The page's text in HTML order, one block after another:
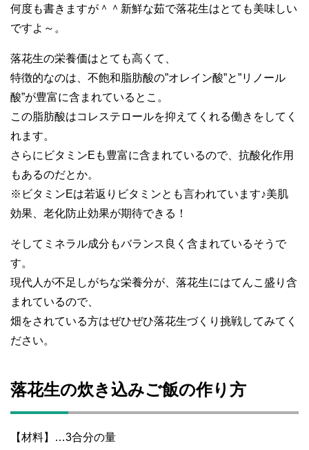
何度も書きますが＾＾新鮮な茹で落花生はとても美味しい
ですよ～。
落花生の栄養価はとても高くて、
特徴的なのは、不飽和脂肪酸の”オレイン酸”と”リノール
酸”が豊富に含まれているとこ。
この脂肪酸はコレステロールを抑えてくれる働きをしてく
れます。
さらにビタミンEも豊富に含まれているので、抗酸化作用
もあるのだとか。
※ビタミンEは若返りビタミンとも言われています♪美肌
効果、老化防止効果が期待できる！
そしてミネラル成分もバランス良く含まれているそうで
す。
現代人が不足しがちな栄養分が、落花生にはてんこ盛り含
まれているので、
畑をされている方はぜひぜひ落花生づくり挑戦してみてく
ださい。
落花生の炊き込みご飯の作り方
【材料】…3合分の量